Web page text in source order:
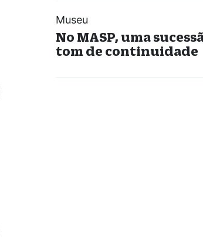
Museu
No MASP, uma
tom de continuidade